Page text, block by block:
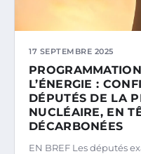
17 SEPTEMBRE 2025
L’ÉNERGIE :
DÉPUTÉS DE LA
NUCLÉAIRE, EN
DÉCARBONÉES
EN BREF Les députés